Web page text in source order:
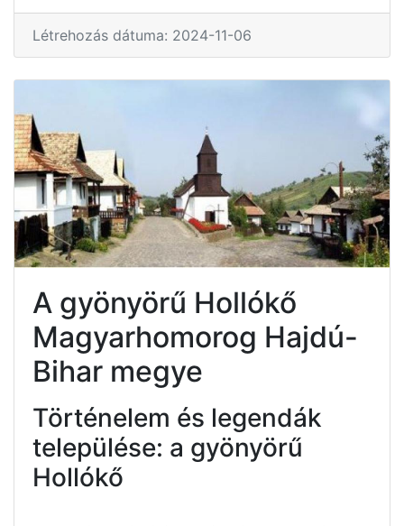
Létrehozás dátuma: 2024-11-06
A gyönyörű Hollókő
Magyarhomorog Hajdú-
Bihar megye
Történelem és legendák
települése: a gyönyörű
Hollókő